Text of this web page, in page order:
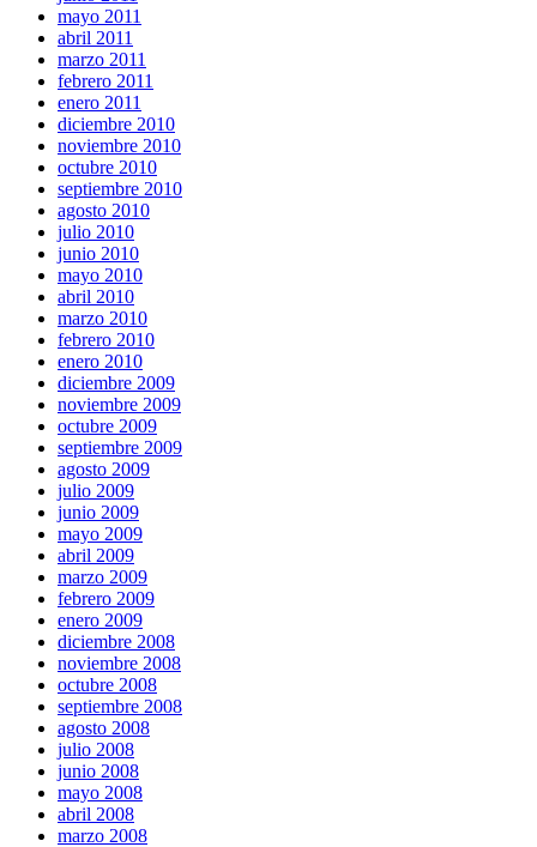
mayo 2011
abril 2011
marzo 2011
febrero 2011
enero 2011
diciembre 2010
noviembre 2010
octubre 2010
septiembre 2010
agosto 2010
julio 2010
junio 2010
mayo 2010
abril 2010
marzo 2010
febrero 2010
enero 2010
diciembre 2009
noviembre 2009
octubre 2009
septiembre 2009
agosto 2009
julio 2009
junio 2009
mayo 2009
abril 2009
marzo 2009
febrero 2009
enero 2009
diciembre 2008
noviembre 2008
octubre 2008
septiembre 2008
agosto 2008
julio 2008
junio 2008
mayo 2008
abril 2008
marzo 2008